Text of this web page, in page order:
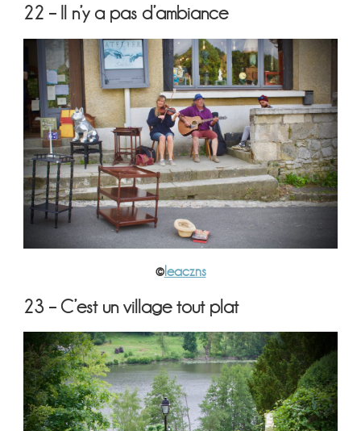
22 – Il n’y a pas d’ambiance
©leaczns
23 – C’est un village tout plat